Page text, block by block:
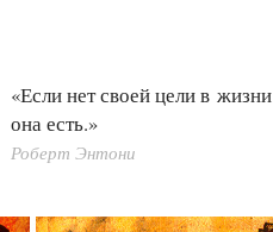
«Если нет своей цели в
она есть.»
Роберт Энтони